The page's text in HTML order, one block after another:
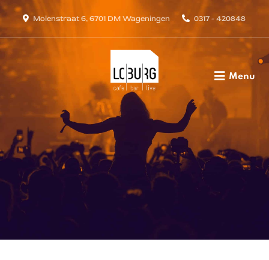
Molenstraat 6, 6701 DM Wageningen 0317 - 420848
Menu